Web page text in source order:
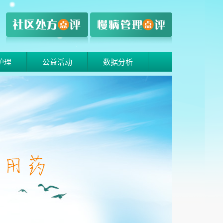
理 公益活动 数据分析